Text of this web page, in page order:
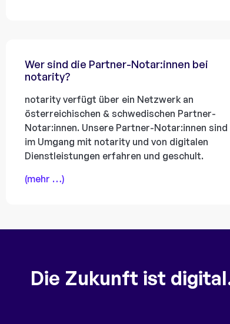
Wer sind die Partner-Notar:innen bei
notarity?
notarity verfügt über ein Netzwerk an
österreichischen & schwedischen Partner-
Notar:innen. Unsere Partner-Notar:innen sind
im Umgang mit notarity und von digitalen
Dienstleistungen erfahren und geschult.
(mehr …)
Die Zukunft ist